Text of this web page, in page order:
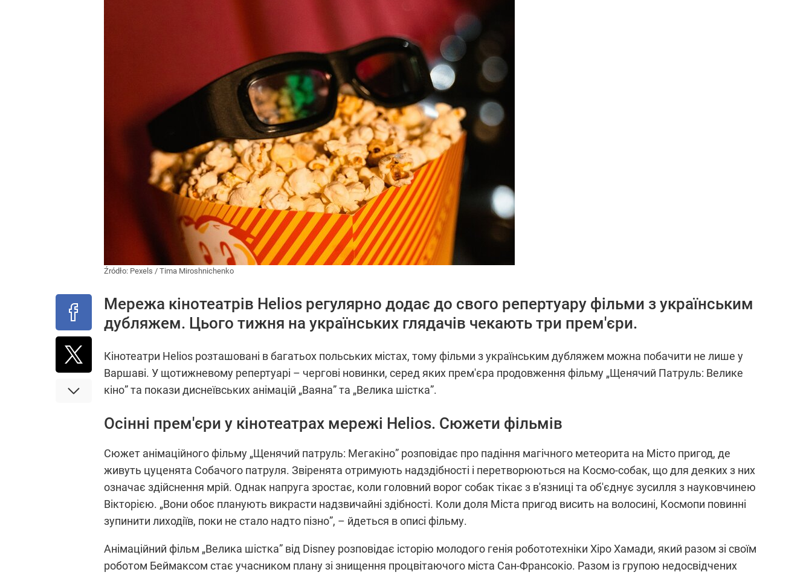
Źródło: Pexels / Tima Miroshnichenko
Мережа кінотеатрів Helios регулярно додає до свого репертуару фільми з українським
дубляжем. Цього тижня на українських глядачів чекають три прем'єри.
Кінотеатри Helios розташовані в багатьох польських містах, тому фільми з українським дубляжем можна побачити не лише у
Варшаві. У щотижневому репертуарі – чергові новинки, серед яких прем'єра продовження фільму „Щенячий Патруль: Велике
кіно” та покази диснеївських анімацій „Ваяна” та „Велика шістка”.
Осінні прем'єри у кінотеатрах мережі Helios. Сюжети фільмів
Сюжет анімаційного фільму „Щенячий патруль: Мегакіно” розповідає про падіння магічного метеорита на Місто пригод, де
живуть цуценята Собачого патруля. Звіренята отримують надздібності і перетворюються на Космо-собак, що для деяких з них
означає здійснення мрій. Однак напруга зростає, коли головний ворог собак тікає з в'язниці та об'єднує зусилля з науковчинею
Вікторією. „Вони обоє планують викрасти надзвичайні здібності. Коли доля Міста пригод висить на волосині, Космопи повинні
зупинити лиходіїв, поки не стало надто пізно”, – йдеться в описі фільму.
Анімаційний фільм „Велика шістка” від Disney розповідає історію молодого генія робототехніки Хіро Хамади, який разом зі своїм
роботом Беймаксом стає учасником плану зі знищення процвітаючого міста Сан-Франсокіо. Разом із групою недосвідчених